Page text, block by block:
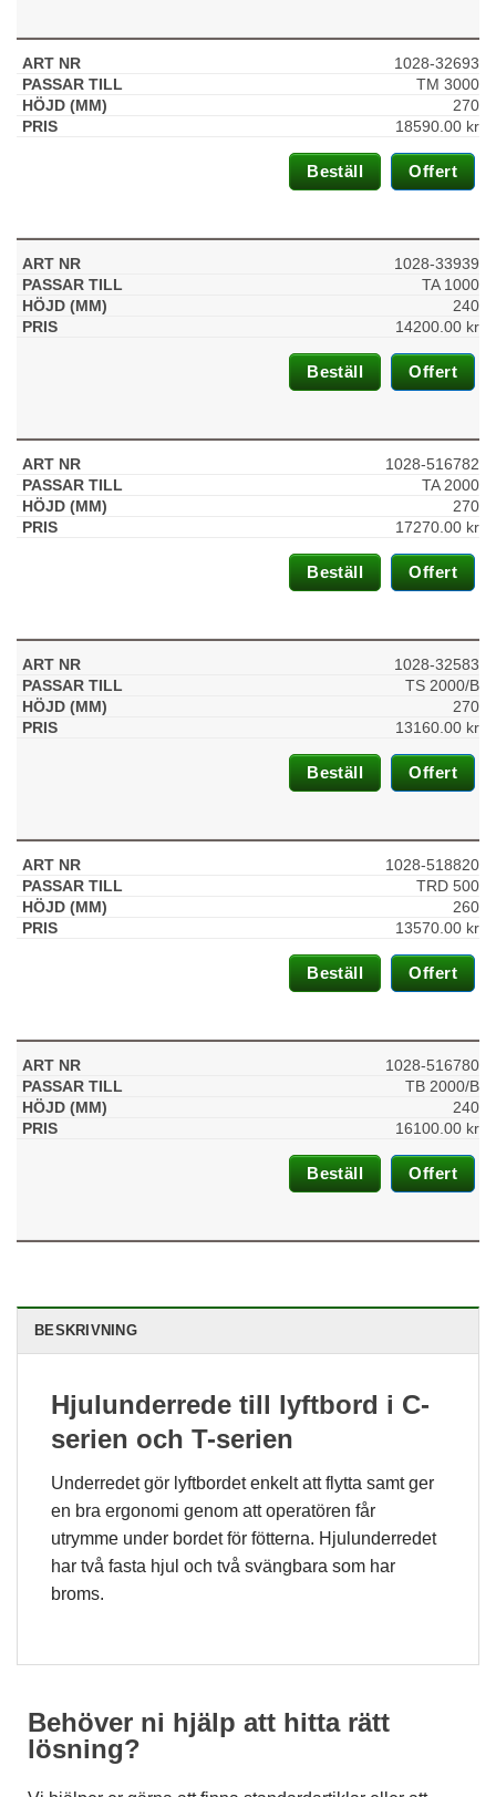
1028-32693
TM 3000
270
18590.00 kr
Beställ Offert
1028-33939
TA 1000
240
14200.00 kr
Beställ Offert
1028-516782
TA 2000
270
17270.00 kr
Beställ Offert
1028-32583
TS 2000/B
270
13160.00 kr
Beställ Offert
1028-518820
TRD 500
260
13570.00 kr
Beställ Offert
1028-516780
TB 2000/B
240
16100.00 kr
Beställ Offert
BESKRIVNING
Hjulunderrede till lyftbord i C-
serien och T-serien
Underredet gör lyftbordet enkelt att flytta samt ger
en bra ergonomi genom att operatören får
utrymme under bordet för fötterna. Hjulunderredet
har två fasta hjul och två svängbara som har
broms.
Behöver ni hjälp att hitta rätt
lösning?